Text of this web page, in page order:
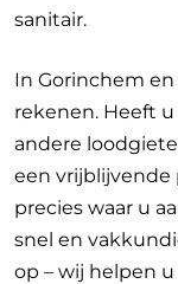
sanitair.
In Gorinchem
rekenen. Heeft
andere
een vrijblijvende
precies waar u
snel en
op – wij helpen